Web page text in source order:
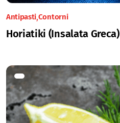
Antipasti Contorni
Horiatiki (Insalata Greca)